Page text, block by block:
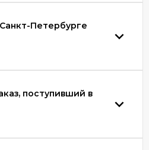
Петербурге
поступивший в